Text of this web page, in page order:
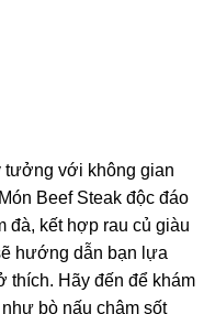
tưởng với không gian
Beef Steak độc đáo
đà, kết hợp rau củ giàu
hướng dẫn bạn lựa
thích. Hãy đến để khám
bò nấu chậm sốt